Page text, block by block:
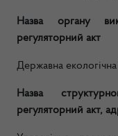
Назва органу
регуляторний акт
Державна екологічна
Назва
регуляторний акт,